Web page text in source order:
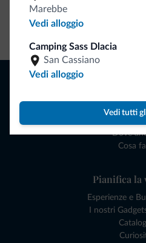
Marebbe
Vedi alloggio
Camping Sass Dlacia
San Cassiano
Vedi alloggio
Vedi tutti
Attività
Dove
Cosa
Pianifica la
Esperienze e
I nostri